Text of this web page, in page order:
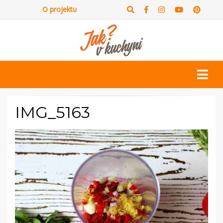
O projektu
IMG_5163